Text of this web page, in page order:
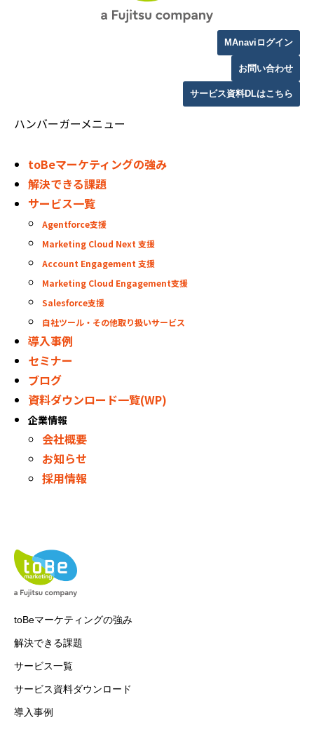
MAnaviログイン
お問い合わせ
サービス資料DLはこちら
ハンバーガーメニュー
toBeマーケティングの強み
解決できる課題
サービス一覧
Agentforce支援
Marketing Cloud Next 支援
Account Engagement 支援
Marketing Cloud Engagement支援
Salesforce支援
自社ツール・その他取り扱いサービス
導入事例
セミナー
ブログ
資料ダウンロード一覧(WP)
企業情報
会社概要
お知らせ
採用情報
toBeマーケティングの強み
解決できる課題
サービス一覧
サービス資料ダウンロード
導入事例